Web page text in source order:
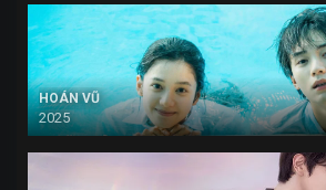
HOÁN VŨ
2025